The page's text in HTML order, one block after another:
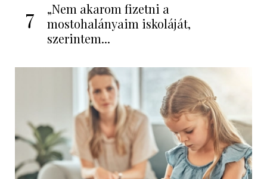
7
„Nem akarom fizetni a
mostohalányaim iskoláját,
szerintem...